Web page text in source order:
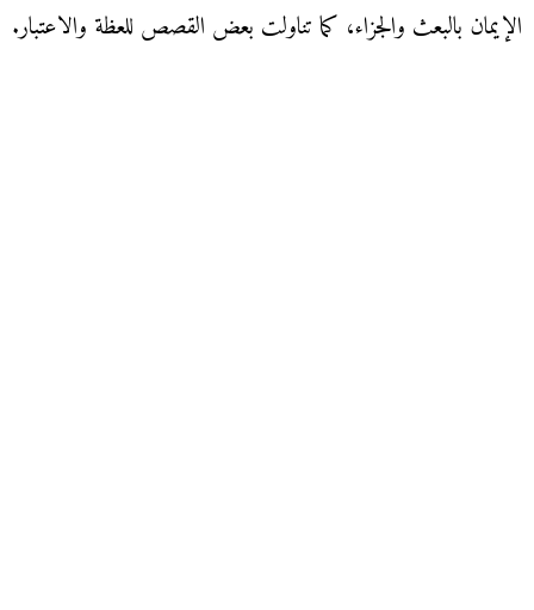
الإيمان بالبعث والجزاء، كما تناولت بعض القصص للعظة والاعتبار.